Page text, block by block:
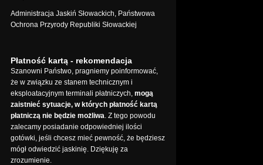
Administracja Jaskiń Słowackich, Państwowa
Ochrona Przyrody Republiki Słowackiej
Płatność kartą - rekomendacja
Szanowni Państwo, pragniemy poinformować,
że w związku ze stanem technicznym i
eksploatacyjnym terminali płatniczych, mogą
zaistnieć sytuacje, w których płatność kartą
płatniczą nie będzie możliwa. Z tego powodu
zalecamy posiadanie odpowiedniej ilości
gotówki, jeśli chcesz mieć pewność, że będziesz
mógł odwiedzić jaskinię. Dziękuję za
zrozumienie.